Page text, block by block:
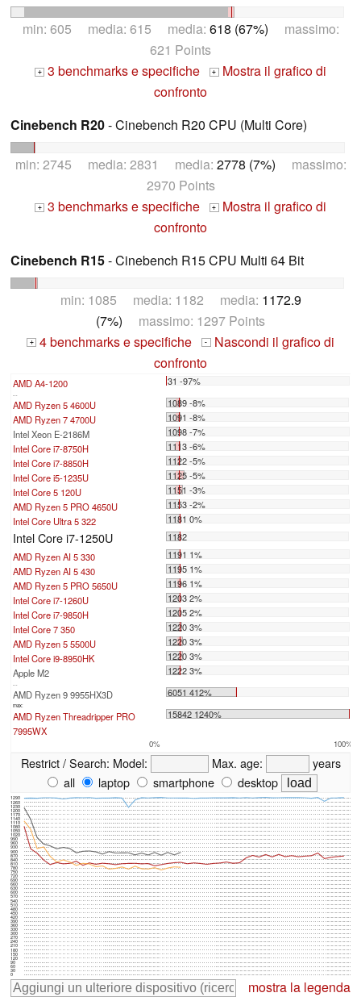
min: 605 media: 615 media: 618 (67%) massimo:
621 Points
+ 3 benchmarks e specifiche + Mostra il grafico di
confronto
Cinebench R20- Cinebench R20 CPU (Multi Core)
min: 2745 media: 2831 media: 2778 (7%) massimo:
2970 Points
+ 3 benchmarks e specifiche + Mostra il grafico di
confronto
Cinebench R15- Cinebench R15 CPU Multi 64 Bit
min: 1085 media: 1182 media: 1172.9
(7%) massimo: 1297 Points
+ 4 benchmarks e specifiche - Nascondi il grafico di
confronto
AMD A4-1200 31 -97%
AMD Ryzen 5 4600U
1089 -8%
AMD Ryzen 7 4700U
1091 -8%
Intel Xeon E-2186M
1098 -7%
Intel Core i7-8750H
1113 -6%
Intel Core i7-8850H
1122 -5%
Intel Core i5-1235U
1125 -5%
Intel Core 5 120U
1151 -3%
AMD Ryzen 5 PRO 4650U
1153 -2%
Intel Core Ultra 5 322
1181 0%
Intel Core i7-1250U
1182
AMD Ryzen AI 5 330
1191 1%
AMD Ryzen AI 5 430
1195 1%
AMD Ryzen 5 PRO 5650U
1196 1%
Intel Core i7-1260U
1203 2%
Intel Core i7-9850H
1205 2%
Intel Core 7 350
1220 3%
AMD Ryzen 5 5500U
1220 3%
Intel Core i9-8950HK
1220 3%
Apple M2
1222 3%
AMD Ryzen 9 9955HX3D 6051 412%
max:
AMD Ryzen Threadripper PRO
7995WX
15842 1240%
0% 100%
Restrict / Search: Model: Max. age:
years
all
laptop smartphone desktop
0
30
60
90
120
150
180
210
240
270
300
330
360
390
420
450
480
510
540
570
600
630
660
690
720
750
780
810
840
870
900
930
960
990
1020
1050
1080
1110
1140
1170
1200
1230
1260
1290
mostra la legenda